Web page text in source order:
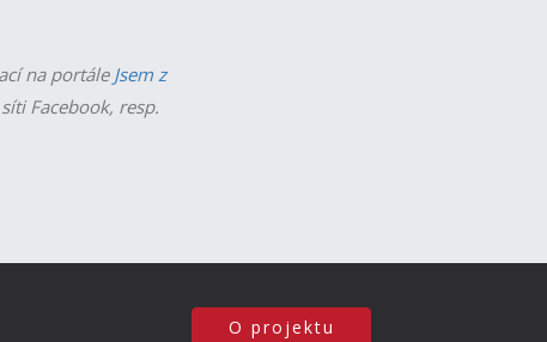
na portále Jsem z
Facebook, resp.
O projektu